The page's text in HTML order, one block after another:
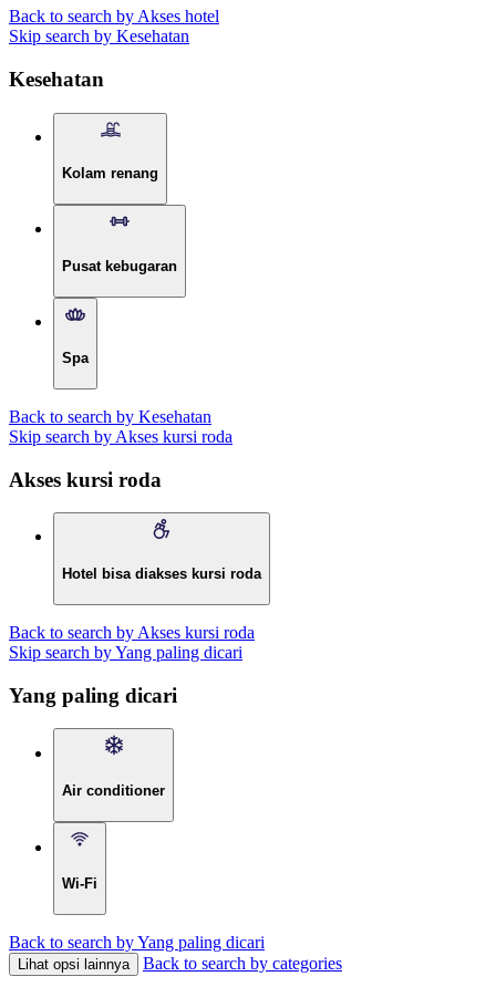
Back to search by Akses hotel
Skip search by Kesehatan
Kesehatan
Kolam renang
Pusat kebugaran
Spa
Back to search by Kesehatan
Skip search by Akses kursi roda
Akses kursi roda
Hotel bisa diakses kursi roda
Back to search by Akses kursi roda
Skip search by Yang paling dicari
Yang paling dicari
Air conditioner
Wi-Fi
Back to search by Yang paling dicari
Lihat opsi lainnya Back to search by categories